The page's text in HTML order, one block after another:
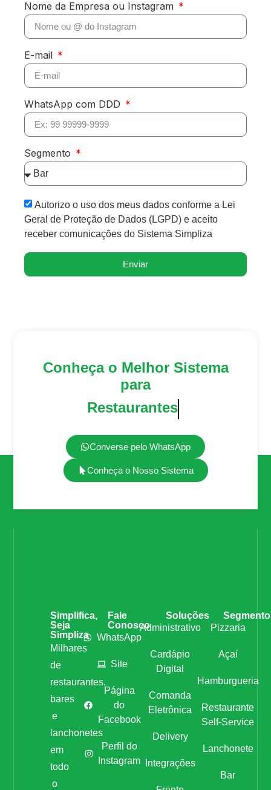
Nome da Empresa ou Instagram
E-mail
WhatsApp com DDD
Segmento
Autorizo o uso dos meus dados conforme a Lei
Geral de Proteção de Dados (LGPD) e aceito
receber comunicações do Sistema Simpliza
Enviar
Conheça o Melhor Sistema
para
Lanchonetes
Converse pelo WhatsApp
Conheça o Nosso Sistema
Simplifica,
Seja
Simpliza
Milhares
de
restaurantes,
bares
e
lanchonetes
em
todo
o
Fale
Conosco
WhatsApp
Site
Página
do
Facebook
Perfil do
Instagram
Soluções
Administrativo
Cardápio
Digital
Comanda
Eletrônica
Delivery
Integrações
Pizzaria
Açaí
Hamburgueria
Restaurante
Self-Service
Lanchonete
Bar